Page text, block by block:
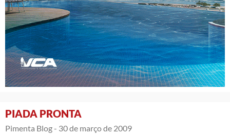
PIADA PRONTA
Pimenta Blog - 30 de março de 2009